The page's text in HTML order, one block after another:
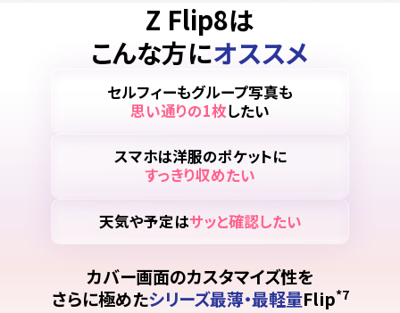
Z Flip8は
こんな方にオススメ
セルフィーもグループ写真も
思い通りの1枚したい
スマホは洋服のポケットに
すっきり収めたい
天気や予定はサッと確認したい
カバー画面のカスタマイズ性を
さらに極めたシリーズ最薄・最軽量Flip*7